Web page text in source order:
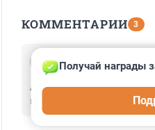
КОММЕНТАРИИ 3
27 июня 2025, 14:50
А работать в этом
и прочие развлекушки
Получай награды